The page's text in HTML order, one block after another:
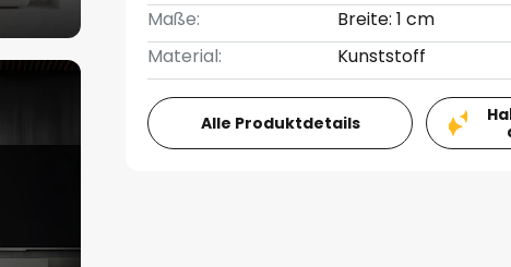
Maße:
Breite: 1 cm
Material:
Kunststoff
Alle Produktdetails